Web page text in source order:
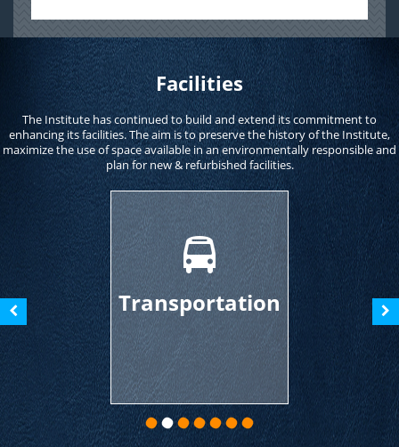
Facilities
The Institute has continued to build and extend its commitment to
enhancing its facilities. The aim is to preserve the history of the Institute,
maximize the use of space available in an environmentally responsible and
plan for new & refurbished facilities.